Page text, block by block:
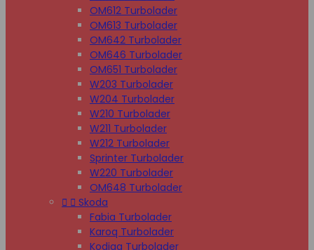
OM612 Turbolader
OM613 Turbolader
OM642 Turbolader
OM646 Turbolader
OM651 Turbolader
W203 Turbolader
W204 Turbolader
W210 Turbolader
W211 Turbolader
W212 Turbolader
Sprinter Turbolader
W220 Turbolader
OM648 Turbolader
  Skoda
Fabia Turbolader
Karoq Turbolader
Kodiaq Turbolader